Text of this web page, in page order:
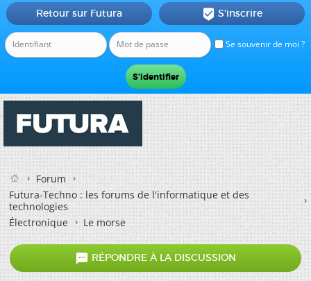
Se souvenir de moi ?
Retour sur Futura  S'inscrire
Forum
Futura-Techno : les forums de l'informatique et des
technologies
Électronique
Le morse
 RÉPONDRE À LA DISCUSSION